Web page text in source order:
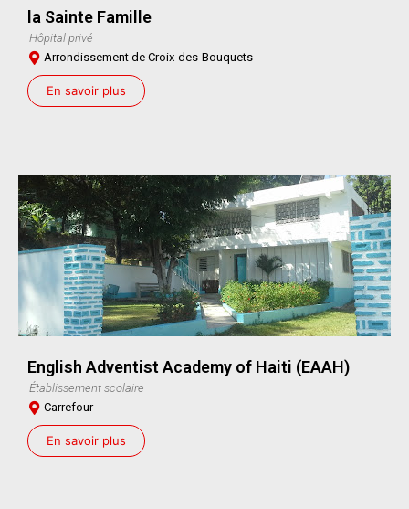
la Sainte Famille
Hôpital privé
Arrondissement de Croix-des-Bouquets
En savoir plus
English Adventist Academy of Haiti (EAAH)
Établissement scolaire
Carrefour
En savoir plus